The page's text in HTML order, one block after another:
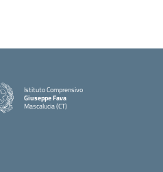
Istituto Comprensivo
Giuseppe Fava
Mascalucia (CT)